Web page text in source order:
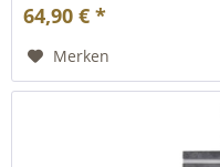
64,90 € *
Merken